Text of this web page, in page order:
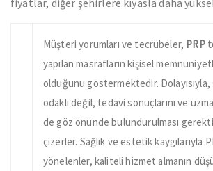
fiyatlar, diğer şehirlere kıyasla daha
Müşteri yorumları ve tecrübeler, PRP
yapılan masrafların kişisel
olduğunu göstermektedir.
odaklı değil, tedavi sonuçlarını ve
de göz önünde bulundurulması
çizerler. Sağlık ve estetik kaygılarıyla
yönelenler, kaliteli hizmet almanın